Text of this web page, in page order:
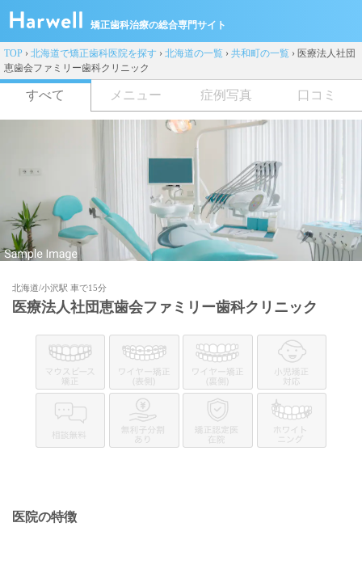
矯正歯科治療の総合専門サイト
TOP › 北海道で矯正歯科医院を探す › 北海道の一覧 › 共和町の一覧 › 医療法人社団
恵歯会ファミリー歯科クリニック
すべて メニュー 症例写真 口コミ
北海道/小沢駅 車で15分
医療法人社団恵歯会ファミリー歯科クリニック
医院の特徴